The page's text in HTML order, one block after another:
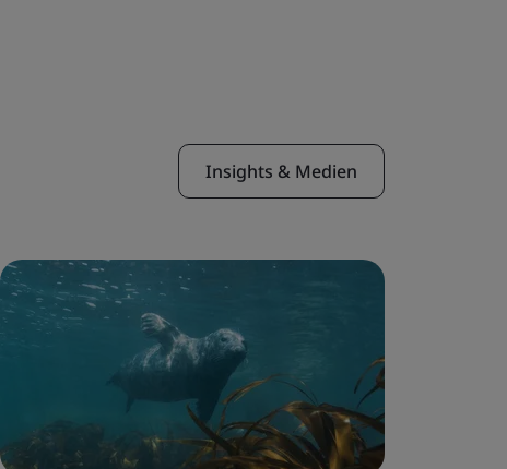
Insights & Medien